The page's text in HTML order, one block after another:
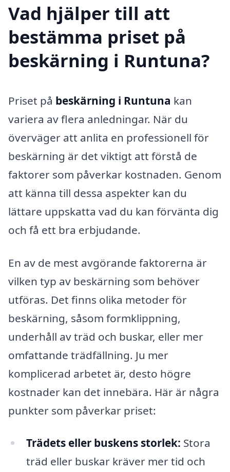
Vad hjälper till att
bestämma priset på
beskärning i Runtuna?
Priset på beskärning i Runtuna kan
variera av flera anledningar. När du
överväger att anlita en professionell för
beskärning är det viktigt att förstå de
faktorer som påverkar kostnaden. Genom
att känna till dessa aspekter kan du
lättare uppskatta vad du kan förvänta dig
och få ett bra erbjudande.
En av de mest avgörande faktorerna är
vilken typ av beskärning som behöver
utföras. Det finns olika metoder för
beskärning, såsom formklippning,
underhåll av träd och buskar, eller mer
omfattande trädfällning. Ju mer
komplicerad arbetet är, desto högre
kostnader kan det innebära. Här är några
punkter som påverkar priset:
Trädets eller buskens storlek: Stora
träd eller buskar kräver mer tid och